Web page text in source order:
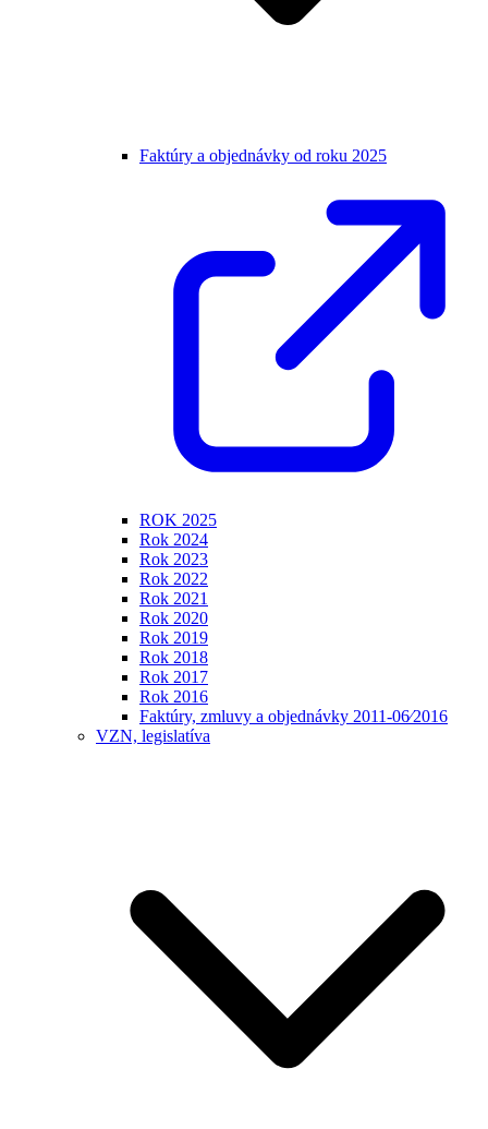
Faktúry a objednávky od roku 2025
ROK 2025
Rok 2024
Rok 2023
Rok 2022
Rok 2021
Rok 2020
Rok 2019
Rok 2018
Rok 2017
Rok 2016
Faktúry, zmluvy a objednávky 2011-06⁄2016
VZN, legislatíva